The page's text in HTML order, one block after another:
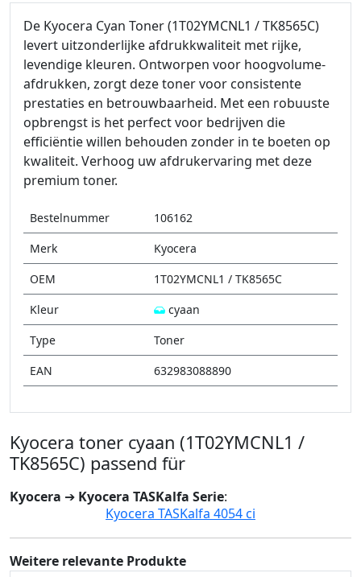
De Kyocera Cyan Toner (1T02YMCNL1 / TK8565C)
levert uitzonderlijke afdrukkwaliteit met rijke,
levendige kleuren. Ontworpen voor hoogvolume-
afdrukken, zorgt deze toner voor consistente
prestaties en betrouwbaarheid. Met een robuuste
opbrengst is het perfect voor bedrijven die
efficiëntie willen behouden zonder in te boeten op
kwaliteit. Verhoog uw afdrukervaring met deze
premium toner.
Bestelnummer
106162
Merk
Kyocera
OEM
1T02YMCNL1 / TK8565C
Kleur
cyaan
Type
Toner
EAN
632983088890
Kyocera toner cyaan (1T02YMCNL1 /
TK8565C) passend für
Kyocera ➔ Kyocera TASKalfa Serie:
Kyocera TASKalfa 4054 ci
Weitere relevante Produkte